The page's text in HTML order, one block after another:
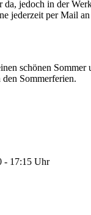
da, jedoch in der
jederzeit per Mail
schönen Sommer
Sommerferien.
- 17:15 Uhr